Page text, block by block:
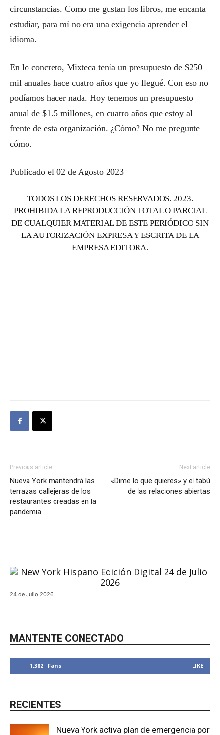
circunstancias. Como me gustan los libros, me encanta
estudiar, para mí no era una exigencia aprender el
idioma.
En lo concreto, Mixteca tenía un presupuesto de $250
mil anuales hace cuatro años que yo llegué. Con eso no
podíamos hacer nada. Hoy tenemos un presupuesto
anual de $1.5 millones, en cuatro años que estoy al
frente de esta organización. ¿Cómo? No me pregunte
cómo.
Publicado el 02 de Agosto 2023
TODOS LOS DERECHOS RESERVADOS. 2023.
PROHIBIDA LA REPRODUCCIÓN TOTAL O PARCIAL
DE CUALQUIER MATERIAL DE ESTE PERIÓDICO SIN
LA AUTORIZACIÓN EXPRESA Y ESCRITA DE LA
EMPRESA EDITORA.
Previous article
Nueva York mantendrá las
terrazas callejeras de los
restaurantes creadas en la
pandemia
Next article
«Dime lo que quieres» y el tabú
de las relaciones abiertas
24 de Julio 2026
MANTENTE CONECTADO
1,382 Fans LIKE
RECIENTES
Nueva York activa plan de emergencia por